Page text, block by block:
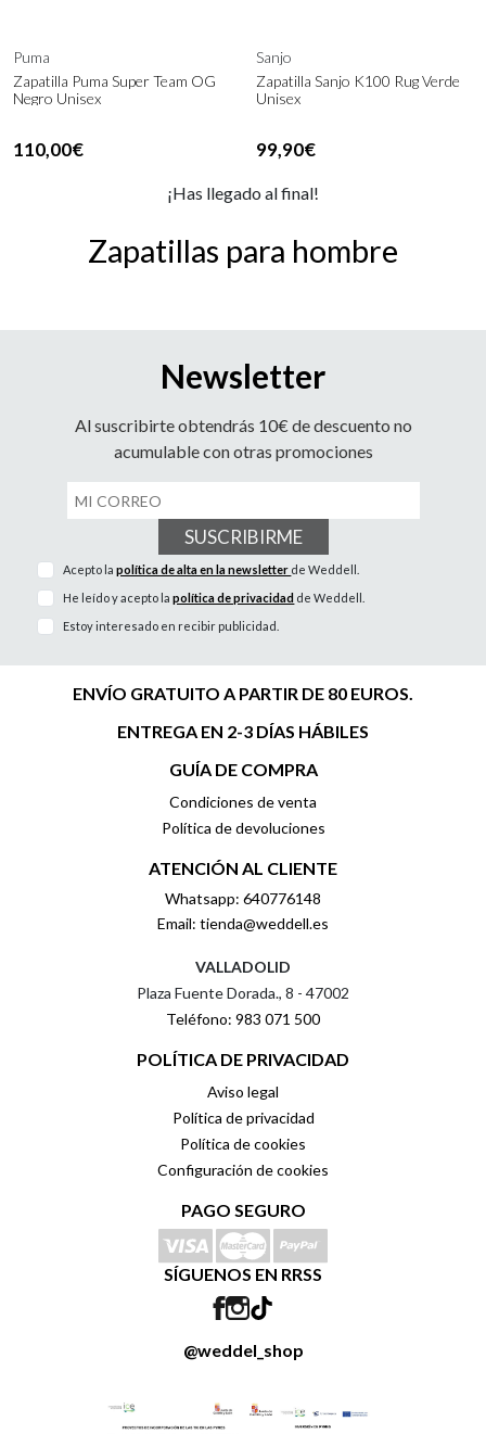
Puma
Zapatilla Puma Super Team OG
Negro Unisex
110,00€
Sanjo
Zapatilla Sanjo K100 Rug Verde
Unisex
99,90€
¡Has llegado al final!
Zapatillas para hombre
Newsletter
Al suscribirte obtendrás 10€ de descuento no
acumulable con otras promociones
SUSCRIBIRME
Acepto lapolítica de alta en la newsletter de Weddell.
He leído y acepto lapolítica de privacidad de Weddell.
Estoy interesado en recibir publicidad.
ENVÍO GRATUITO A PARTIR DE 80 EUROS.
ENTREGA EN 2-3 DÍAS HÁBILES
GUÍA DE COMPRA
Condiciones de venta
Política de devoluciones
ATENCIÓN AL CLIENTE
Whatsapp: 640776148
Email: tienda@weddell.es
VALLADOLID
Plaza Fuente Dorada., 8 - 47002
Teléfono: 983 071 500
POLÍTICA DE PRIVACIDAD
Aviso legal
Política de privacidad
Política de cookies
Configuración de cookies
PAGO SEGURO
SÍGUENOS EN RRSS
@weddel_shop